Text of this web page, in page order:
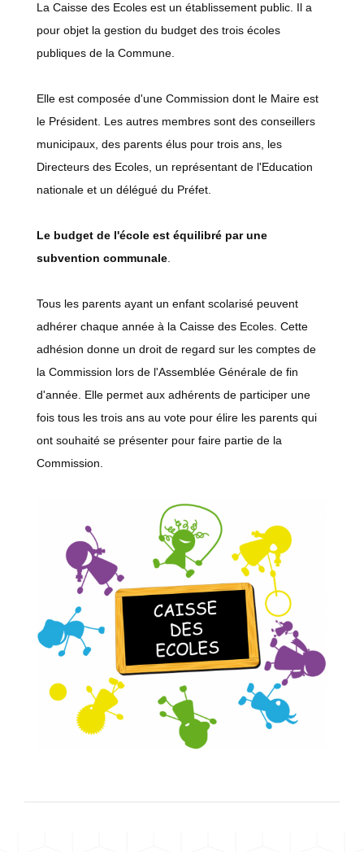
La Caisse des Ecoles est un établissement public. Il a
pour objet la gestion du budget des trois écoles
publiques de la Commune.
Elle est composée d'une Commission dont le Maire est
le Président. Les autres membres sont des conseillers
municipaux, des parents élus pour trois ans, les
Directeurs des Ecoles, un représentant de l'Education
nationale et un délégué du Préfet.
Le budget de l'école est équilibré par une
subvention communale.
Tous les parents ayant un enfant scolarisé peuvent
adhérer chaque année à la Caisse des Ecoles. Cette
adhésion donne un droit de regard sur les comptes de
la Commission lors de l'Assemblée Générale de fin
d'année. Elle permet aux adhérents de participer une
fois tous les trois ans au vote pour élire les parents qui
ont souhaité se présenter pour faire partie de la
Commission.